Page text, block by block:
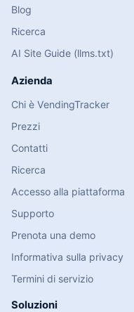
Blog
Ricerca
AI Site Guide (llms.txt)
Azienda
Chi è VendingTracker
Prezzi
Contatti
Ricerca
Accesso alla piattaforma
Supporto
Prenota una demo
Informativa sulla privacy
Termini di servizio
Soluzioni